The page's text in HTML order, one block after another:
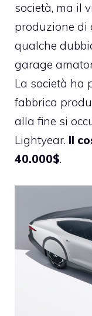
società, ma il
produzione di
qualche
garage
La società ha
fabbrica
alla fine si
Lightyear. Il
40.000$.